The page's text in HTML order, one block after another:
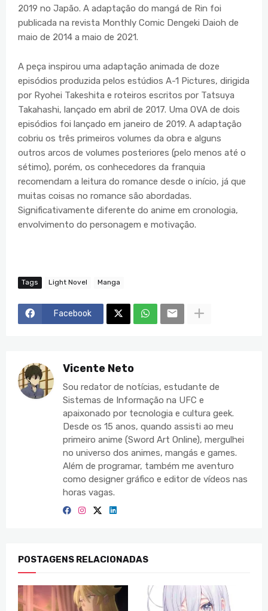
2019 no Japão. A adaptação do mangá de Rin foi
publicada na revista Monthly Comic Dengeki Daioh de
maio de 2014 a maio de 2021.
A peça inspirou uma adaptação animada de doze
episódios produzida pelos estúdios A-1 Pictures, dirigida
por Ryohei Takeshita e roteiros escritos por Tatsuya
Takahashi, lançado em abril de 2017. Uma OVA de dois
episódios foi lançado em janeiro de 2019. A adaptação
cobriu os três primeiros volumes da obra e alguns
outros arcos de volumes posteriores (pelo menos até o
sétimo), porém, os conhecedores da franquia
recomendam a leitura do romance desde o início, já que
muitas coisas no romance são abordadas.
Significativamente diferente do anime em cronologia,
envolvimento do personagem e motivação.
Tags Light Novel Manga
Facebook
Vicente Neto
Sou redator de notícias, estudante de
Sistemas de Informação na UFC e
apaixonado por tecnologia e cultura geek.
Desde os 15 anos, quando assisti ao meu
primeiro anime (Sword Art Online), mergulhei
no universo dos animes, mangás e games.
Além de programar, também me aventuro
como designer gráfico e editor de vídeos nas
horas vagas.
POSTAGENS RELACIONADAS